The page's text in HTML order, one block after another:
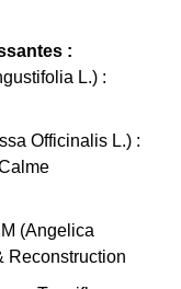
:
L.) :
Officinalis L.) :
(Angelica
Reconstruction